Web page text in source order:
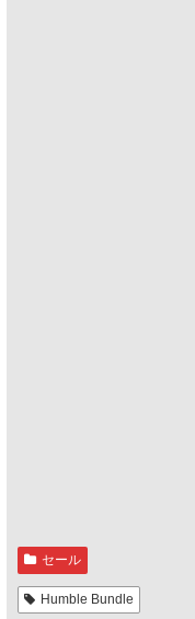
セール
Humble Bundle